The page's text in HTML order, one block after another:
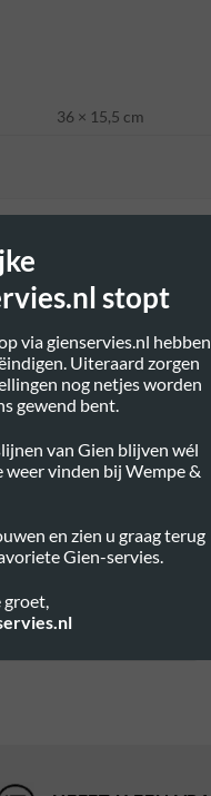
36 × 15,5 cm
stopt
via gienservies.nl hebben
Uiteraard zorgen
nog netjes worden
gewend bent.
van Gien blijven wél
vinden bij Wempe &
en zien u graag terug
Gien-servies.